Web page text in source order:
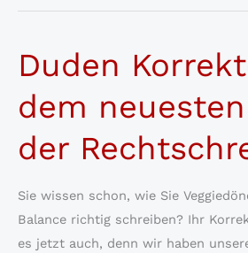
Duden
13
für
Adobe
Duden
dem
der
Sie wissen schon, wie Sie
Balance richtig schreiben? Ihr
es jetzt auch, denn wir haben